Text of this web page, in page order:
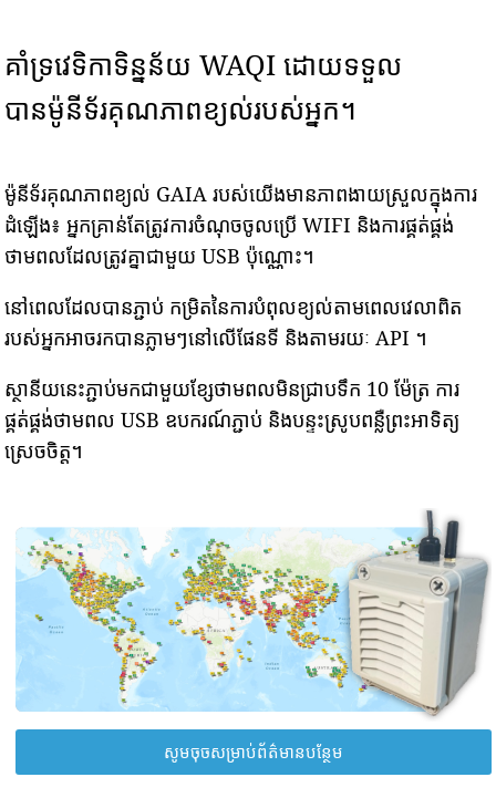
គាំទ្រវេទិកាទិន្នន័យ WAQI ដោយទទួល
បានម៉ូនីទ័រគុណភាពខ្យល់របស់អ្នក។
ម៉ូនីទ័រគុណភាពខ្យល់ GAIA របស់យើងមានភាពងាយស្រួលក្នុងការ
ដំឡើង៖ អ្នកគ្រាន់តែត្រូវការចំណុចចូលប្រើ WIFI និងការផ្គត់ផ្គង់
ថាមពលដែលត្រូវគ្នាជាមួយ USB ប៉ុណ្ណោះ។
នៅពេលដែលបានភ្ជាប់ កម្រិតនៃការបំពុលខ្យល់តាមពេលវេលាពិត
របស់អ្នកអាចរកបានភ្លាមៗនៅលើផែនទី និងតាមរយៈ API ។
ស្ថានីយនេះភ្ជាប់មកជាមួយខ្សែថាមពលមិនជ្រាបទឹក 10 ម៉ែត្រ ការ
ផ្គត់ផ្គង់ថាមពល USB ឧបករណ៍ភ្ជាប់ និងបន្ទះស្រូបពន្លឺព្រះអាទិត្យ
ស្រេចចិត្ត។
សូមចុចសម្រាប់ព័ត៌មានបន្ថែម